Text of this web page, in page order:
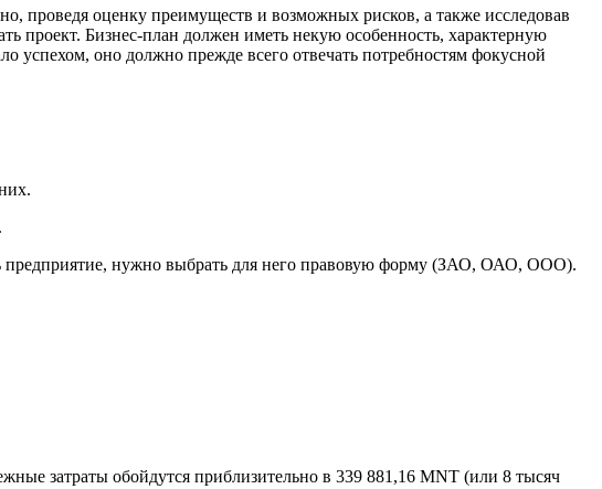
проведя оценку преимуществ и возможных рисков, а также исследовав
проект. Бизнес-план должен иметь некую особенность, характерную
успехом, оно должно прежде всего отвечать потребностям фокусной
предприятие, нужно выбрать для него правовую форму (ЗАО, ОАО, ООО).
затраты обойдутся приблизительно в 339 881,16 MNT (или 8 тысяч